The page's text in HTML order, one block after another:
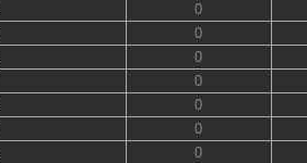
0
0
0
0
0
0
0